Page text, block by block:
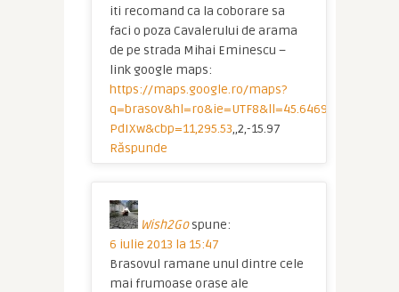
iti recomand ca la coborare sa
faci o poza Cavalerului de arama
de pe strada Mihai Eminescu –
link google maps:
https://maps.google.ro/maps?
PdIXw&cbp=11,295.53,,2,-15.97
Răspunde
Wish2Go spune:
6 iulie 2013 la 15:47
Brasovul ramane unul dintre cele
mai frumoase orase ale